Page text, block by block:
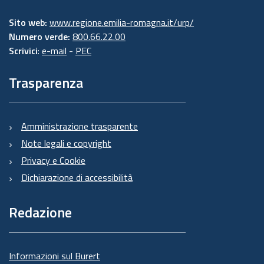
Sito web: www.regione.emilia-romagna.it/urp/
Numero verde: 800.66.22.00
Scrivici: e-mail - PEC
Trasparenza
Amministrazione trasparente
Note legali e copyright
Privacy e Cookie
Dichiarazione di accessibilità
Redazione
Informazioni sul Burert